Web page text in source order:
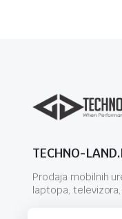
TECHNO-
Prodaja mobilnih
laptopa,